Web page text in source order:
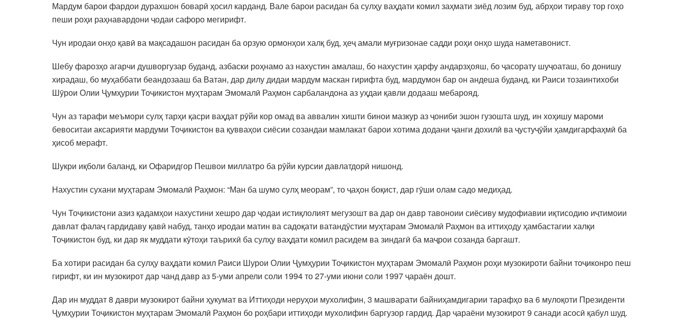
Мардум барои фардои дурахшон боварӣ ҳосил карданд. Вале барои расидан ба сулҳу ваҳдати комил заҳмати зиёд лозим буд, абрҳои тираву тор гоҳо
пеши роҳи раҳнавардони ҷодаи сафоро мегирифт.
Чун иродаи онҳо қавӣ ва мақсадашон расидан ба орзую ормонҳои халқ буд, ҳеҷ амали муғризонае садди роҳи онҳо шуда наметавонист.
Шебу фарозҳо агарчи душворгузар буданд, азбаски роҳнамо аз нахустин амалаш, бо нахустин ҳарфу андарзҳояш, бо ҷасорату шуҷоаташ, бо донишу
хирадаш, бо муҳаббати беандозааш ба Ватан, дар дилу дидаи мардум маскан гирифта буд, мардумон бар он андеша буданд, ки Раиси тозаинтихоби
Шӯрои Олии Ҷумҳурии Тоҷикистон муҳтарам Эмомалӣ Раҳмон сарбаландона аз уҳдаи қавли додааш мебарояд.
Чун аз тарафи меъмори сулҳ тарҳи қасри ваҳдат рӯйи кор омад ва аввалин хишти бинои мазкур аз ҷониби эшон гузошта шуд, ин хоҳишу мароми
бевоситаи аксарияти мардуми Тоҷикистон ва қувваҳои сиёсии созандаи мамлакат барои хотима додани ҷанги дохилӣ ва ҷустуҷӯйи ҳамдигарфаҳмӣ ба
ҳисоб мерафт.
Шукри иқболи баланд, ки Офаридгор Пешвои миллатро ба рӯйи курсии давлатдорӣ нишонд.
Нахустин сухани муҳтарам Эмомалӣ Раҳмон: “Ман ба шумо сулҳ меорам”, то ҷаҳон боқист, дар гӯши олам садо медиҳад.
Чун Тоҷикистони азиз қадамҳои нахустини хешро дар ҷодаи истиқлолият мегузошт ва дар он давр тавоноии сиёсиву мудофиавии иқтисодию иҷтимоии
давлат фалаҷ гардидаву қавӣ набуд, танҳо иродаи матин ва садоқати ватандӯстии муҳтарам Эмомалӣ Раҳмон ва иттиҳоду ҳамбастагии халқи
Тоҷикистон буд, ки дар як муддати кӯтоҳи таърихӣ ба сулҳу ваҳдати комил расидем ва зиндагӣ ба маҷрои созанда баргашт.
Ба хотири расидан ба сулҳу ваҳдати комил Раиси Шурои Олии Ҷумҳурии Тоҷикистон муҳтарам Эмомалӣ Раҳмон роҳи музокироти байни тоҷиконро пеш
гирифт, ки ин музокирот дар чанд давр аз 5-уми апрели соли 1994 то 27-уми июни соли 1997 ҷараён дошт.
Дар ин муддат 8 даври музокирот байни ҳукумат ва Иттиҳоди неруҳои мухолифин, 3 машварати байниҳамдигарии тарафҳо ва 6 мулоқоти Президенти
Ҷумҳурии Тоҷикистон муҳтарам Эмомалӣ Раҳмон бо роҳбари иттиҳоди мухолифин баргузор гардид. Дар ҷараёни музокирот 9 санади асосӣ қабул шуд.